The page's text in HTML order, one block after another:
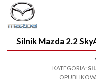
Silnik Mazda 2.2
KATEGORIA: